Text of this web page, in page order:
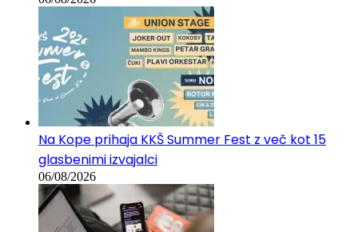
Na Kope prihaja KKŠ Summer Fest z več kot 15
glasbenimi izvajalci
06/08/2026